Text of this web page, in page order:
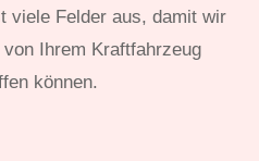
viele Felder aus, damit wir
Ihrem Kraftfahrzeug
können.